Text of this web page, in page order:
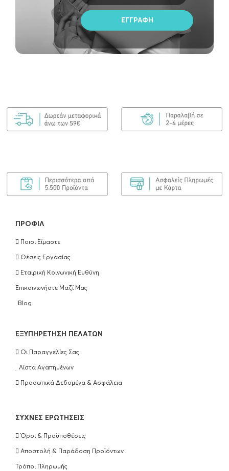
ΠΡΟΣΘΉΚΗ ΣΤΟ ΚΑΛΆΘΙ
ΠΡΟΦΊΛ
Ποιοι Είμαστε
Θέσεις Εργασίας
Εταιρική Κοινωνική Ευθύνη
Επικοινωνήστε Μαζί Μας
Blog
EΞΥΠΗΡΈΤΗΣΗ ΠΕΛΑΤΏΝ
Οι Παραγγελίες Σας
Λίστα Αγαπημένων
Προσωπικά Δεδομένα & Ασφάλεια
ΣΥΧΝΈΣ ΕΡΩΤΉΣΕΙΣ
Όροι & Προϋποθέσεις
Αποστολή & Παράδοση Προϊόντων
Τρόποι Πληρωμής